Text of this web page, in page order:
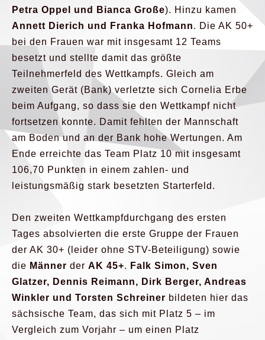
Petra Oppel und Bianca Große). Hinzu kamen
Annett Dierich und Franka Hofmann. Die AK 50+
bei den Frauen war mit insgesamt 12 Teams
besetzt und stellte damit das größte
Teilnehmerfeld des Wettkampfs. Gleich am
zweiten Gerät (Bank) verletzte sich Cornelia Erbe
beim Aufgang, so dass sie den Wettkampf nicht
fortsetzen konnte. Damit fehlten der Mannschaft
am Boden und an der Bank hohe Wertungen. Am
Ende erreichte das Team Platz 10 mit insgesamt
106,70 Punkten in einem zahlen- und
leistungsmäßig stark besetzten Starterfeld.
Den zweiten Wettkampfdurchgang des ersten
Tages absolvierten die erste Gruppe der Frauen
der AK 30+ (leider ohne STV-Beteiligung) sowie
die Männer der AK 45+. Falk Simon, Sven
Glatzer, Dennis Reimann, Dirk Berger, Andreas
Winkler und Torsten Schreiner bildeten hier das
sächsische Team, das sich mit Platz 5 – im
Vergleich zum Vorjahr – um einen Platz